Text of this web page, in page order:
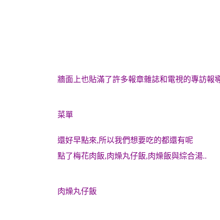
牆面上也貼滿了許多報章雜誌和電視的專訪報
菜單
還好早點來,所以我們想要吃的都還有呢
點了梅花肉飯,肉燥丸仔飯,肉燥飯與綜合湯..
肉燥丸仔飯